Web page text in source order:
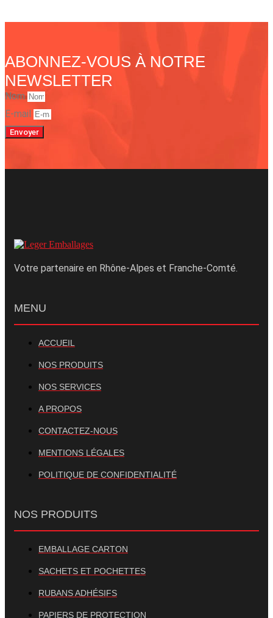
ABONNEZ-VOUS À NOTRE
NEWSLETTER
Nom
E-mail
Envoyer
Votre partenaire en Rhône-Alpes et Franche-Comté.
MENU
ACCUEIL
NOS PRODUITS
NOS SERVICES
A PROPOS
CONTACTEZ-NOUS
MENTIONS LÉGALES
POLITIQUE DE CONFIDENTIALITÉ
NOS PRODUITS
EMBALLAGE CARTON
SACHETS ET POCHETTES
RUBANS ADHÉSIFS
PAPIERS DE PROTECTION